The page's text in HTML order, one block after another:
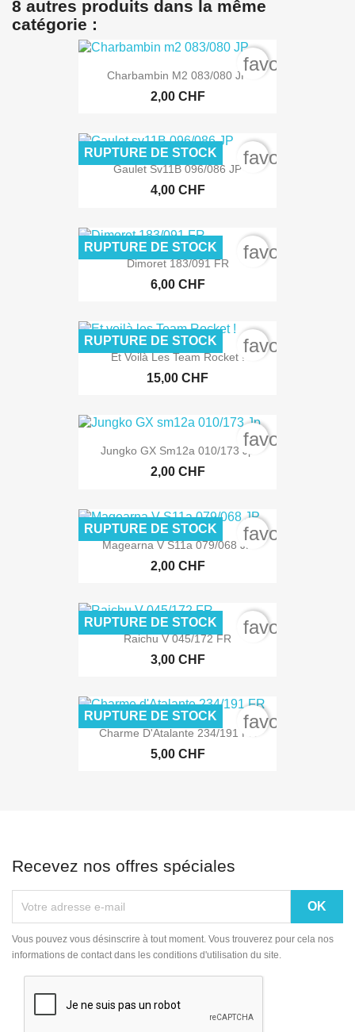
8 autres produits dans la même
catégorie :
Charbambin M2 083/080 JP
2,00 CHF
Gaulet Sv11B 096/086 JP
4,00 CHF
RUPTURE DE STOCK
Dimoret 183/091 FR
6,00 CHF
RUPTURE DE STOCK
Et Voilà Les Team Rocket !
15,00 CHF
RUPTURE DE STOCK
Jungko GX Sm12a 010/173 Jp
2,00 CHF
Magearna V S11a 079/068 JP
2,00 CHF
RUPTURE DE STOCK
Raichu V 045/172 FR
3,00 CHF
RUPTURE DE STOCK
Charme D'Atalante 234/191 FR
5,00 CHF
RUPTURE DE STOCK
Recevez nos offres spéciales
Vous pouvez vous désinscrire à tout moment. Vous trouverez pour cela nos
informations de contact dans les conditions d'utilisation du site.